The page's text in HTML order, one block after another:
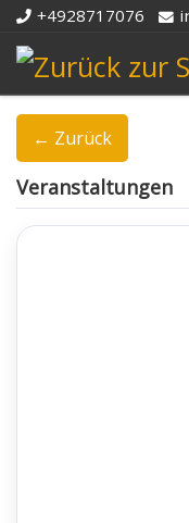
+4928717076
← Zurück
Veranstaltungen